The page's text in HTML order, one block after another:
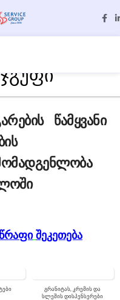
წამყვანი
შეკეთება
ᲒᲠᲐᲜᲘᲢᲐᲡ, ᲙᲠᲔᲛᲘᲡ ᲓᲐ
ᲡᲚᲔᲨᲘᲡ ᲓᲘᲡᲞᲔᲜᲡᲔᲠᲔᲑᲘ